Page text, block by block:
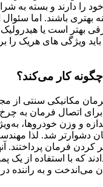
را دارند و بسته به
بهتری باشند. اما
بهتر است یا
باید ویژگی های هریک را
کار می‌کند؟
مکانیکی سنتی از
اتصال فرمان به
و وزن خودروها،
دشوارتر شد. لذا
کردن فرمان پرداختند.
که با استفاده از یک
می‌اندخت و به راننده